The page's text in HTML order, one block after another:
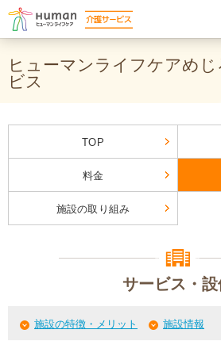
ヒューマンライフケアめ
ビス
TOP
料金
施設の取り組み
サービス・設
施設の特徴・メリット 施設情報